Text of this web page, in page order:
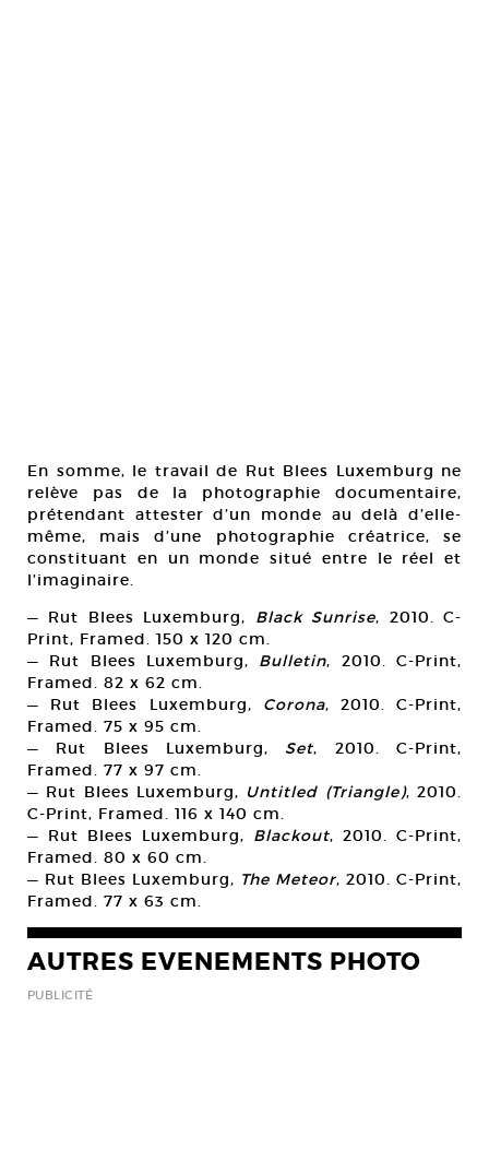
En somme, le travail de Rut Blees Luxemburg ne
relève pas de la photographie documentaire,
prétendant attester d’un monde au delà d’elle-
même, mais d’une photographie créatrice, se
constituant en un monde situé entre le réel et
l’imaginaire.
— Rut Blees Luxemburg, Black Sunrise, 2010. C-
Print, Framed. 150 x 120 cm.
— Rut Blees Luxemburg, Bulletin, 2010. C-Print,
Framed. 82 x 62 cm.
— Rut Blees Luxemburg, Corona, 2010. C-Print,
Framed. 75 x 95 cm.
— Rut Blees Luxemburg, Set, 2010. C-Print,
Framed. 77 x 97 cm.
— Rut Blees Luxemburg, Untitled (Triangle), 2010.
C-Print, Framed. 116 x 140 cm.
— Rut Blees Luxemburg, Blackout, 2010. C-Print,
Framed. 80 x 60 cm.
— Rut Blees Luxemburg, The Meteor, 2010. C-Print,
Framed. 77 x 63 cm.
AUTRES EVENEMENTS PHOTO
PUBLICITÉ